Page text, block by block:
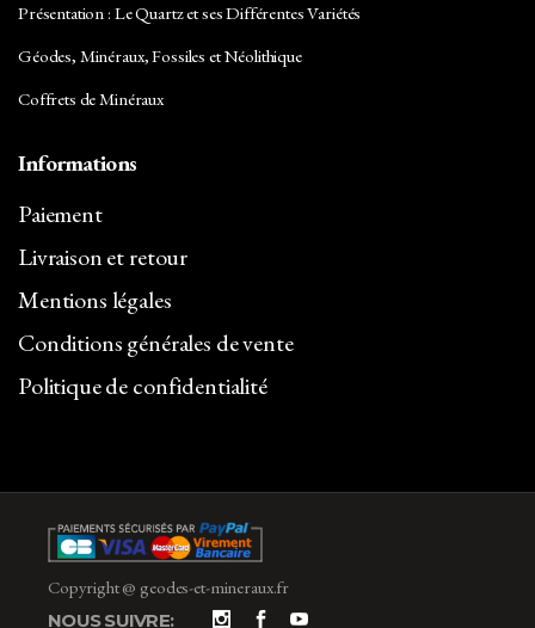
Présentation : Le Quartz et ses Différentes Variétés
Géodes, Minéraux, Fossiles et Néolithique
Coffrets de Minéraux
Informations
Paiement
Livraison et retour
Mentions légales
Conditions générales de vente
Politique de confidentialité
Copyright @ geodes-et-mineraux.fr
NOUS SUIVRE: